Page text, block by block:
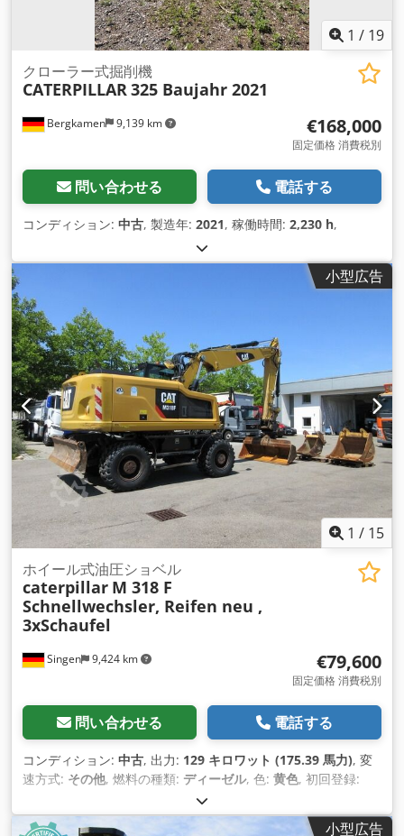
1 / 19
Bergkamen 9,139 km
クローラー式掘削機
CATERPILLAR325 Baujahr 2021
€168,000
固定価格 消費税別
問い合わせる 電話する
コンディション: 中古, 製造年: 2021, 稼働時間: 2,230 h,
小型広告
1 / 15
Singen 9,424 km
ホイール式油圧ショベル
caterpillar M 318 F
Schnellwechsler, Reifen neu ,
3xSchaufel
€79,600
固定価格 消費税別
問い合わせる 電話する
コンディション: 中古, 出力: 129 キロワット (175.39 馬力), 変
速方式: その他, 燃料の種類: ディーゼル, 色: 黄色, 初回登録:
, サスペンション:
2019, 稼働時間:7,162 h, 運転席:その他, 燃料:ディーゼル, 装
小型広告